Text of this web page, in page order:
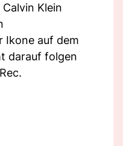
Klein
Ikone auf dem
darauf folgen